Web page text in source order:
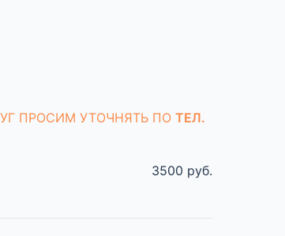
ПРОСИМ УТОЧНЯТЬ ПО ТЕЛ.
3500 руб.